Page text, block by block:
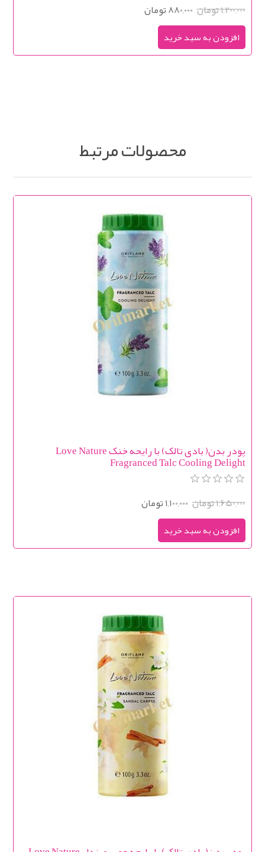
1,200,000 تومان 880,000 تومان
محصولات مرتبط
پودر بدن( بادی تالک) با رایحه خنک Love Nature
Fragranced Talc Cooling Delight
1,650,000 تومان 1,100,000 تومان